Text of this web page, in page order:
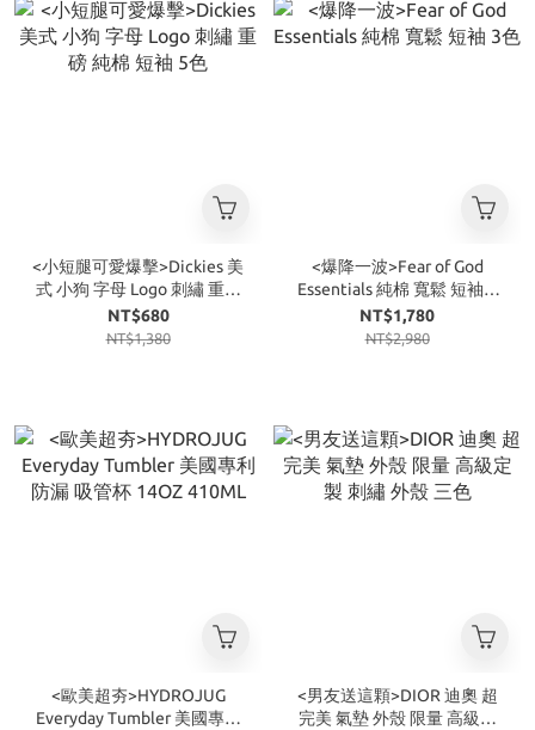
<小短腿可愛爆擊>Dickies 美
式 小狗 字母 Logo 刺繡 重磅
純棉 短袖 5色
NT$680
NT$1,380
<爆降一波>Fear of God
Essentials 純棉 寬鬆 短袖 3
色
NT$1,780
NT$2,980
<歐美超夯>HYDROJUG
Everyday Tumbler 美國專利
<男友送這顆>DIOR 迪奧 超
完美 氣墊 外殼 限量 高級定